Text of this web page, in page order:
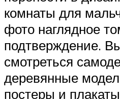
комнаты для
фото наглядное
подтверждение.
смотреться
деревянные
постеры и